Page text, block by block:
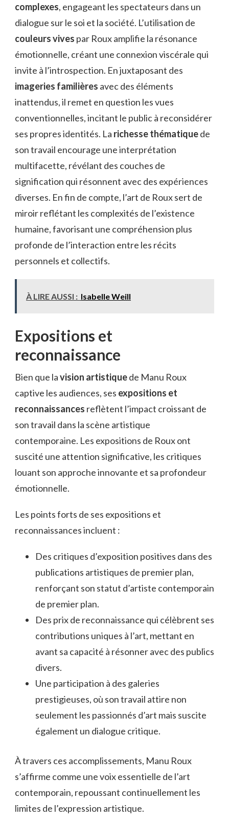
complexes, engageant les spectateurs dans un
dialogue sur le soi et la société. L’utilisation de
couleurs vives par Roux amplifie la résonance
émotionnelle, créant une connexion viscérale qui
invite à l’introspection. En juxtaposant des
imageries familières avec des éléments
inattendus, il remet en question les vues
conventionnelles, incitant le public à reconsidérer
ses propres identités. La richesse thématiquede
son travail encourage une interprétation
multifacette, révélant des couches de
signification qui résonnent avec des expériences
diverses. En fin de compte, l’art de Roux sert de
miroir reflétant les complexités de l’existence
humaine, favorisant une compréhension plus
profonde de l’interaction entre les récits
personnels et collectifs.
À LIRE AUSSI : Isabelle Weill
Expositions et
reconnaissance
Bien que lavision artistiquede Manu Roux
captive les audiences, ses expositions et
reconnaissances reflètent l’impact croissant de
son travail dans la scène artistique
contemporaine. Les expositions de Roux ont
suscité une attention significative, les critiques
louant son approche innovante et sa profondeur
émotionnelle.
Les points forts de ses expositions et
reconnaissances incluent :
Des critiques d’exposition positives dans des
publications artistiques de premier plan,
renforçant son statut d’artiste contemporain
de premier plan.
Des prix de reconnaissance qui célèbrent ses
contributions uniques à l’art, mettant en
avant sa capacité à résonner avec des publics
divers.
Une participation à des galeries
prestigieuses, où son travail attire non
seulement les passionnés d’art mais suscite
également un dialogue critique.
À travers ces accomplissements, Manu Roux
s’affirme comme une voix essentielle de l’art
contemporain, repoussant continuellement les
limites de l’expression artistique.